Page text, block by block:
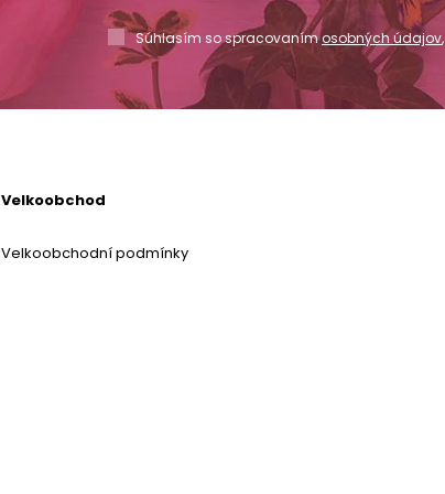
Súhlasím so spracovanímosobných údajov,
Velkoobchod
Velkoobchodní podmínky